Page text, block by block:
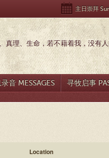
主日崇拜
真理、生命，若不藉着我，没有
音 MESSAGES
寻牧启事
Location